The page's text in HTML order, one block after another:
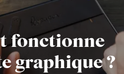
fonctionne
graphique ?